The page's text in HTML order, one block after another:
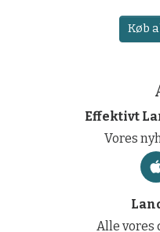
Køb
Effektivt
Vores
Alle vores